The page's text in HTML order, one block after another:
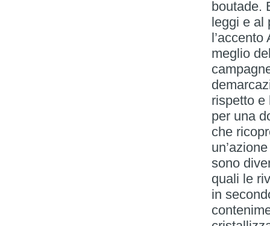
boutade.
leggi e al
meglio
rispetto e
per una
che
sono
quali le
in